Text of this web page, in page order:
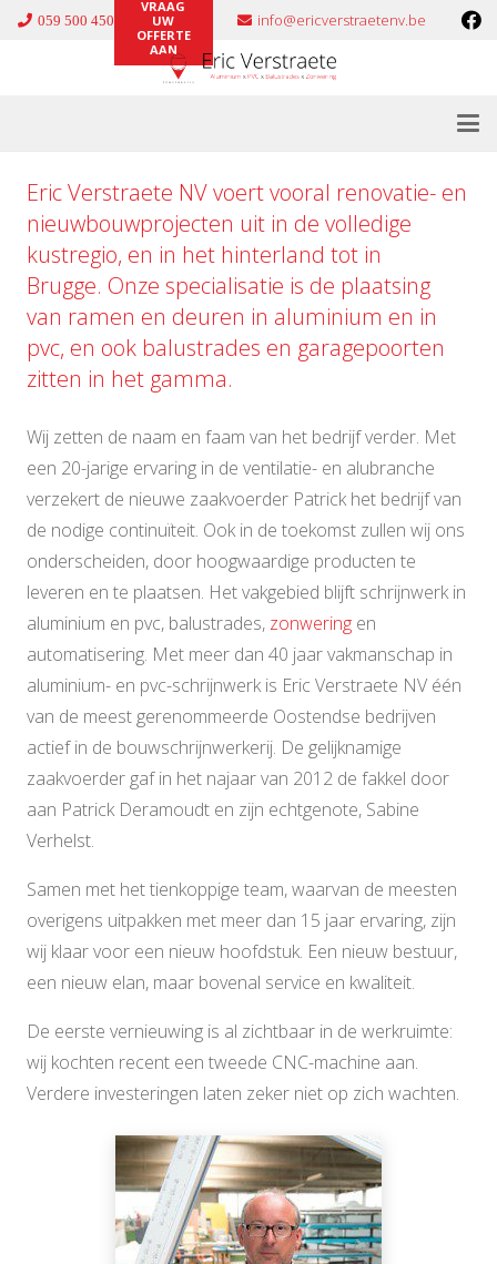
059 500 450
VRAAG
UW
OFFERTE
AAN
info@ericverstraetenv.be
Eric Verstraete NV voert vooral renovatie- en
nieuwbouwprojecten uit in de volledige
kustregio, en in het hinterland tot in
Brugge. Onze specialisatie is de plaatsing
van ramen en deuren in aluminium en in
pvc, en ook balustrades en garagepoorten
zitten in het gamma.
Wij zetten de naam en faam van het bedrijf verder. Met
een 20-jarige ervaring in de ventilatie- en alubranche
verzekert de nieuwe zaakvoerder Patrick het bedrijf van
de nodige continuïteit. Ook in de toekomst zullen wij ons
onderscheiden, door hoogwaardige producten te
leveren en te plaatsen. Het vakgebied blijft schrijnwerk in
aluminium en pvc, balustrades, zonwering en
automatisering. Met meer dan 40 jaar vakmanschap in
aluminium- en pvc-schrijnwerk is Eric Verstraete NV één
van de meest gerenommeerde Oostendse bedrijven
actief in de bouwschrijnwerkerij. De gelijknamige
zaakvoerder gaf in het najaar van 2012 de fakkel door
aan Patrick Deramoudt en zijn echtgenote, Sabine
Verhelst.
Samen met het tienkoppige team, waarvan de meesten
overigens uitpakken met meer dan 15 jaar ervaring, zijn
wij klaar voor een nieuw hoofdstuk. Een nieuw bestuur,
een nieuw elan, maar bovenal service en kwaliteit.
De eerste vernieuwing is al zichtbaar in de werkruimte:
wij kochten recent een tweede CNC-machine aan.
Verdere investeringen laten zeker niet op zich wachten.